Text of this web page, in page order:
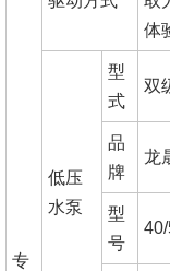
专
体
低压
水泵
型
式
双
品
牌
龙
型
号
40/